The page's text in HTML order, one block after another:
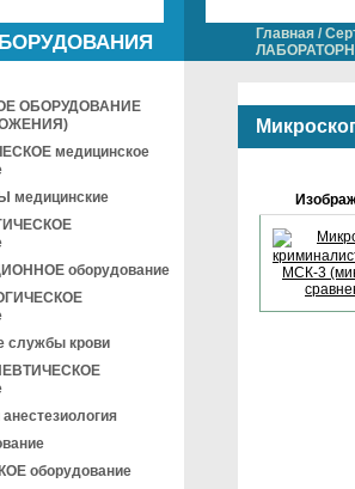
ОБОРУДОВАНИЕ
медицинское
медицинские
оборудование
службы крови
оборудование
Главная /